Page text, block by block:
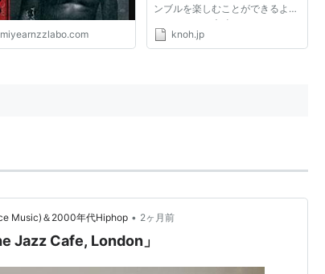
miyearnzzlabo.com
ンブルを楽しむことができるよう
になったのは素晴らしいことです
よね。管理人が学生時代に最初に
knoh.jp
Music)＆2000年代Hiphop • 2ヶ月前
Jazz Cafe, London」